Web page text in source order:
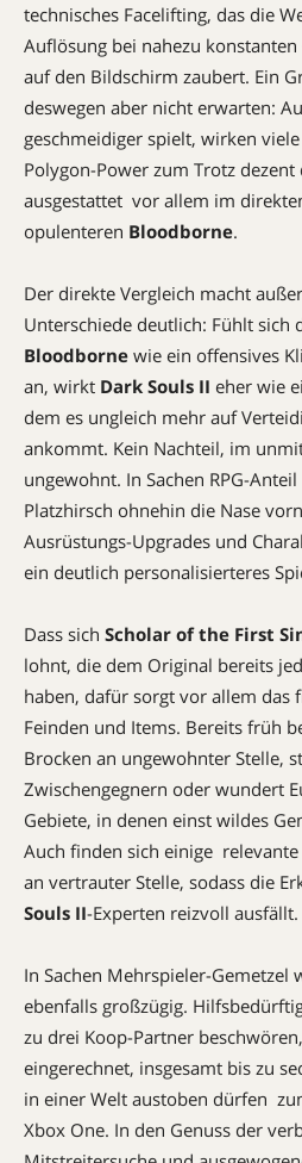
technisches Facelifting, das die
Auflösung bei nahezu
auf den Bildschirm zaubert. Ein
deswegen aber nicht erwarten:
geschmeidiger spielt, wirken
Polygon-Power zum Trotz
ausgestattet  vor allem im
opulenteren Bloodborne.
Der direkte Vergleich macht
Unterschiede deutlich: Fühlt sich
Bloodborne wie ein offensives
an, wirkt Dark Souls II eher wie
dem es ungleich mehr auf
ankommt. Kein Nachteil, im
ungewohnt. In Sachen RPG-
Platzhirsch ohnehin die Nase
Ausrüstungs-Upgrades und
ein deutlich personalisierteres
Dass sich Scholar of the First
lohnt, die dem Original bereits
haben, dafür sorgt vor allem das
Feinden und Items. Bereits früh
Brocken an ungewohnter Stelle,
Zwischengegnern oder wundert
Gebiete, in denen einst wildes
Auch finden sich einige 
an vertrauter Stelle, sodass die
Souls II-Experten reizvoll ausfällt.
In Sachen Mehrspieler-Gemetzel
ebenfalls großzügig.
zu drei Koop-Partner
eingerechnet, insgesamt bis zu
in einer Welt austoben dürfen 
Xbox One. In den Genuss der